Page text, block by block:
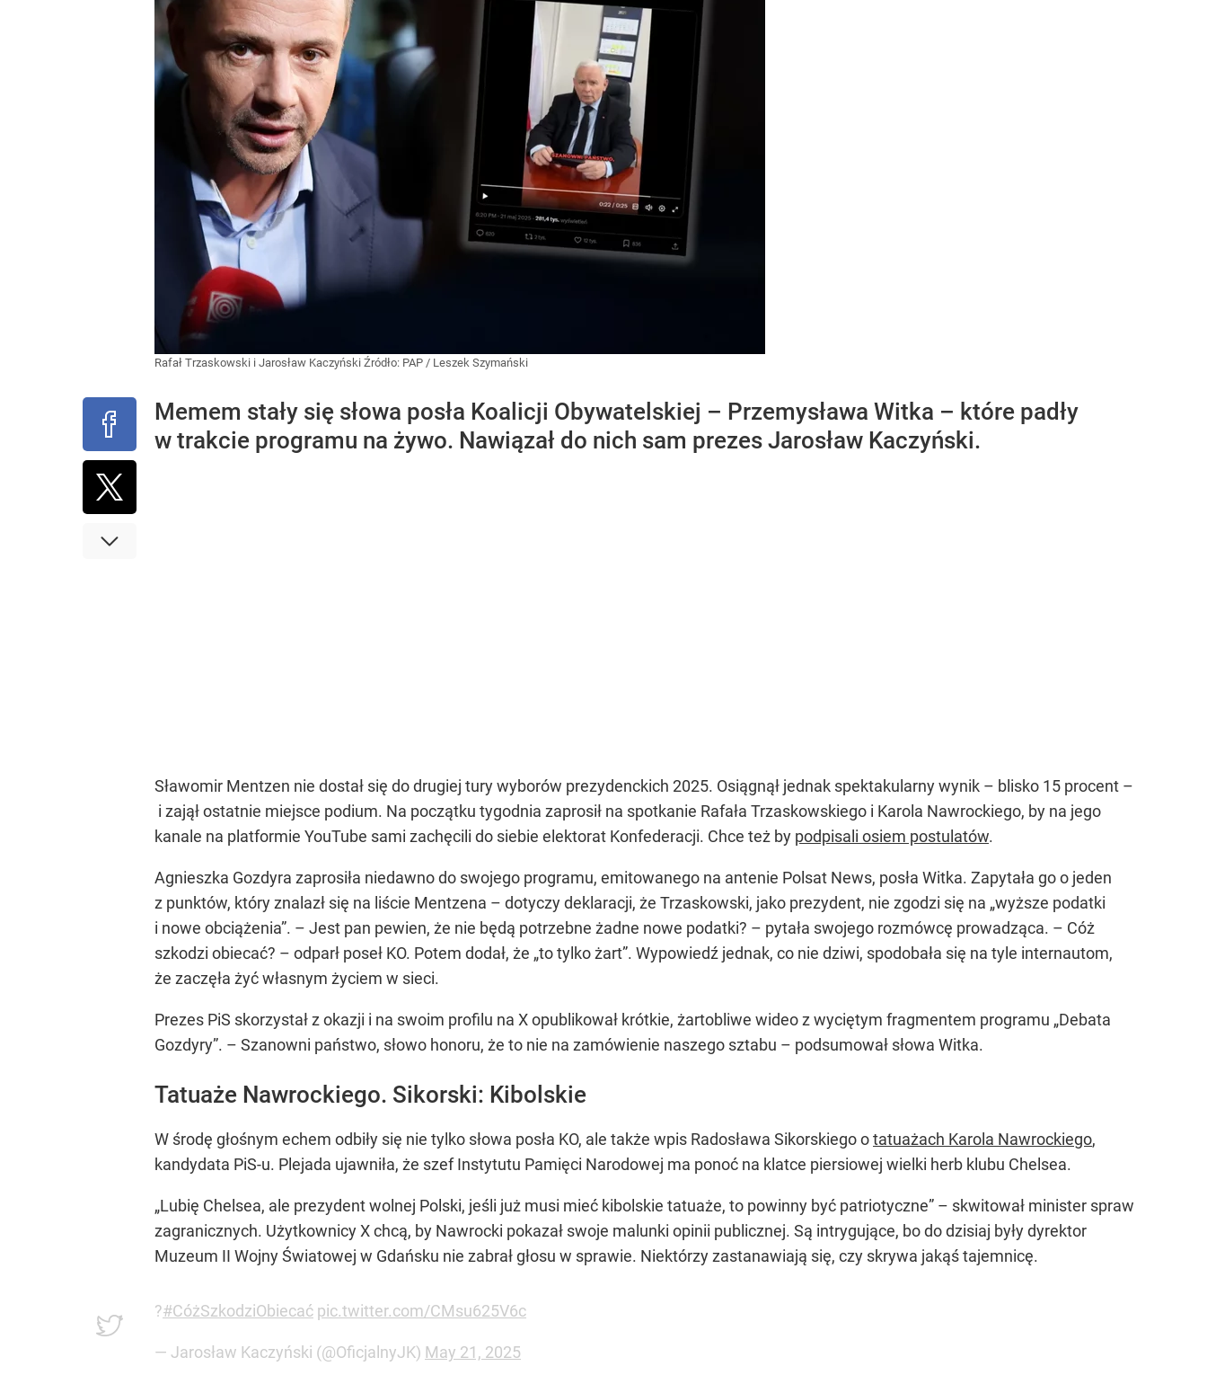
Rafał Trzaskowski i Jarosław Kaczyński Źródło: PAP / Leszek Szymański
Memem stały się słowa posła Koalicji Obywatelskiej – Przemysława Witka – które padły
w trakcie programu na żywo. Nawiązał do nich sam prezes Jarosław Kaczyński.
Sławomir Mentzen nie dostał się do drugiej tury wyborów prezydenckich 2025. Osiągnął jednak spektakularny wynik – blisko 15 procent –
i zajął ostatnie miejsce podium. Na początku tygodnia zaprosił na spotkanie Rafała Trzaskowskiego i Karola Nawrockiego, by na jego
kanale na platformie YouTube sami zachęcili do siebie elektorat Konfederacji. Chce też by podpisali osiem postulatów.
Agnieszka Gozdyra zaprosiła niedawno do swojego programu, emitowanego na antenie Polsat News, posła Witka. Zapytała go o jeden
z punktów, który znalazł się na liście Mentzena – dotyczy deklaracji, że Trzaskowski, jako prezydent, nie zgodzi się na „wyższe podatki
i nowe obciążenia”. – Jest pan pewien, że nie będą potrzebne żadne nowe podatki? – pytała swojego rozmówcę prowadząca. – Cóż
szkodzi obiecać? – odparł poseł KO. Potem dodał, że „to tylko żart”. Wypowiedź jednak, co nie dziwi, spodobała się na tyle internautom,
że zaczęła żyć własnym życiem w sieci.
Prezes PiS skorzystał z okazji i na swoim profilu na X opublikował krótkie, żartobliwe wideo z wyciętym fragmentem programu „Debata
Gozdyry”. – Szanowni państwo, słowo honoru, że to nie na zamówienie naszego sztabu – podsumował słowa Witka.
Tatuaże Nawrockiego. Sikorski: Kibolskie
W środę głośnym echem odbiły się nie tylko słowa posła KO, ale także wpis Radosława Sikorskiego otatuażach Karola Nawrockiego,
kandydata PiS-u. Plejada ujawniła, że szef Instytutu Pamięci Narodowej ma ponoć na klatce piersiowej wielki herb klubu Chelsea.
„Lubię Chelsea, ale prezydent wolnej Polski, jeśli już musi mieć kibolskie tatuaże, to powinny być patriotyczne” – skwitował minister spraw
zagranicznych. Użytkownicy X chcą, by Nawrocki pokazał swoje malunki opinii publicznej. Są intrygujące, bo do dzisiaj były dyrektor
Muzeum II Wojny Światowej w Gdańsku nie zabrał głosu w sprawie. Niektórzy zastanawiają się, czy skrywa jakąś tajemnicę.
?#CóżSzkodziObiecać pic.twitter.com/CMsu625V6c
— Jarosław Kaczyński (@OficjalnyJK) May 21, 2025